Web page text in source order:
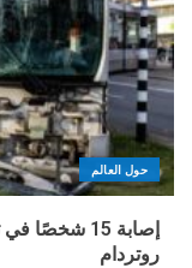
حول العالم
إصابة 15
روتردام